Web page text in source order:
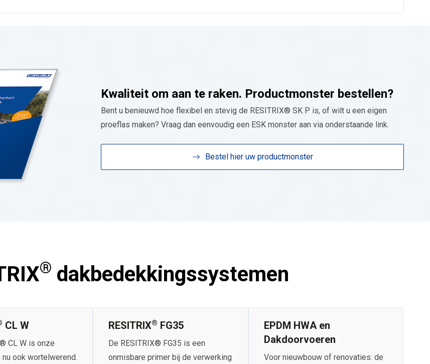
Kwaliteit om aan te raken. Productmonster bestellen?
Bent u benieuwd hoe flexibel en stevig de RESITRIX® SK P is, of wilt u een eigen
proeflas maken? Vraag dan eenvoudig een ESK monster aan via onderstaande link.
Bestel hier uw productmonster
® dakbedekkingssystemen
CL W
CL W is onze
ook wortelwerend.
RESITRIX® FG35
De RESITRIX® FG35 is een
onmisbare primer bij de verwerking
EPDM HWA en
Dakdoorvoeren
Voor nieuwbouw of renovaties: de